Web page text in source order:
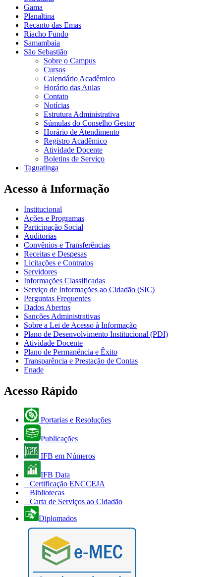
Gama
Planaltina
Recanto das Emas
Riacho Fundo
Samambaia
São Sebastião
Sobre o Campus
Cursos
Calendário Acadêmico
Horário das Aulas
Contato
Notícias
Estrutura Administrativa
Súmulas do Conselho Gestor
Horário de Atendimento
Registro Acadêmico
Atividade Docente
Boletins de Serviço
Taguatinga
Acesso à Informação
Institucional
Ações e Programas
Participação Social
Auditorias
Convênios e Transferências
Receitas e Despesas
Licitações e Contratos
Servidores
Informações Classificadas
Serviço de Informações ao Cidadão (SIC)
Perguntas Frequentes
Dados Abertos
Sanções Administrativas
Sobre a Lei de Acesso à Informação
Plano de Desenvolvimento Institucional (PDI)
Atividade Docente
Plano de Permanência e Êxito
Transparência e Prestação de Contas
Enade
Acesso Rápido
Portarias e Resoluções
Publicações
IFB em Números
IFB Data
Certificação ENCCEJA
Bibliotecas
Carta de Serviços ao Cidadão
Diplomados